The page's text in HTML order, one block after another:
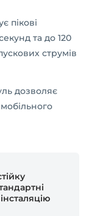
пікові
та до 120
струмів
дозволяє